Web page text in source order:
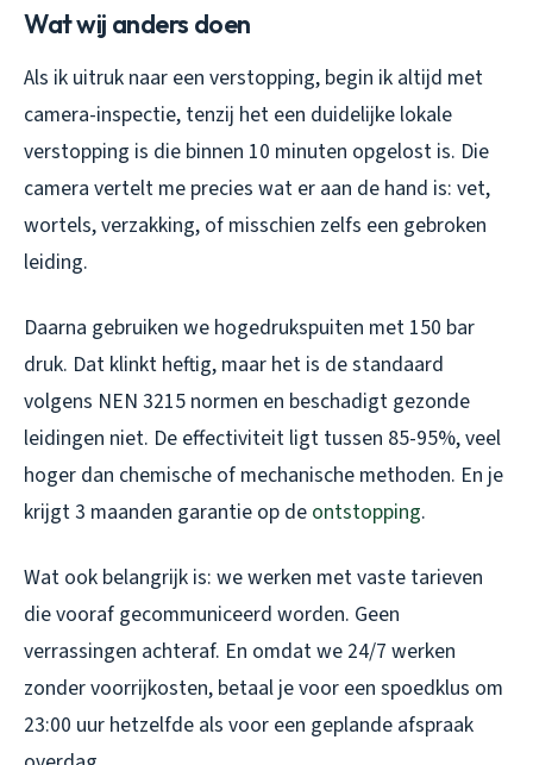
Wat wij anders doen
Als ik uitruk naar een verstopping, begin ik altijd met
camera-inspectie, tenzij het een duidelijke lokale
verstopping is die binnen 10 minuten opgelost is. Die
camera vertelt me precies wat er aan de hand is: vet,
wortels, verzakking, of misschien zelfs een gebroken
leiding.
Daarna gebruiken we hogedrukspuiten met 150 bar
druk. Dat klinkt heftig, maar het is de standaard
volgens NEN 3215 normen en beschadigt gezonde
leidingen niet. De effectiviteit ligt tussen 85-95%, veel
hoger dan chemische of mechanische methoden. En je
krijgt 3 maanden garantie op de ontstopping.
Wat ook belangrijk is: we werken met vaste tarieven
die vooraf gecommuniceerd worden. Geen
verrassingen achteraf. En omdat we 24/7 werken
zonder voorrijkosten, betaal je voor een spoedklus om
23:00 uur hetzelfde als voor een geplande afspraak